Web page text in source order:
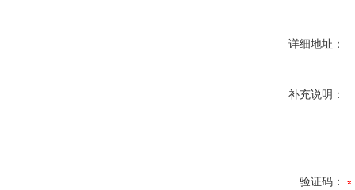
详细地址：
补充说明：
验证码：